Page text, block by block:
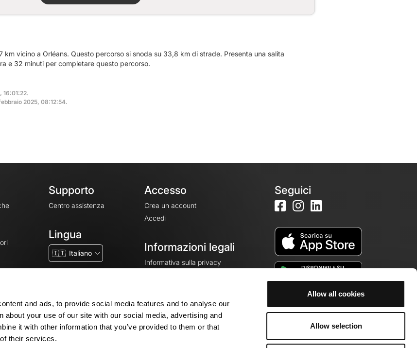
and ads, to provide social media features and to analyse our
about your use of our site with our social media, advertising and
it with other information that you’ve provided to them or that
their services.
Allow all cookies
Allow selection
vicino a Orléans. Questo percorso si snoda su 33,8 km di strade. Presenta una salita
e 32 minuti per completare questo percorso.
16:01:22.
2025, 08:12:54.
Supporto
Centro assistenza
Lingua
🇮🇹 Italiano
Accesso
Crea un account
Accedi
Informazioni legali
Informativa sulla privacy
Impostazioni dei cookie
Seguici